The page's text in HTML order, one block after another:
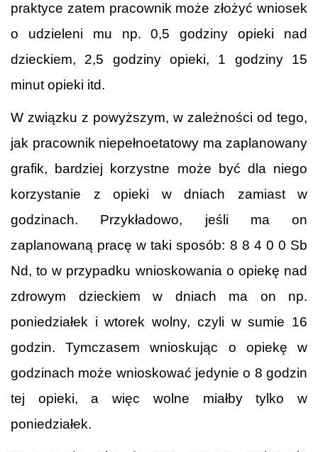
praktyce zatem pracownik może złożyć wniosek
o udzieleni mu np. 0,5 godziny opieki nad
dzieckiem, 2,5 godziny opieki, 1 godziny 15
minut opieki itd.
W związku z powyższym, w zależności od tego,
jak pracownik niepełnoetatowy ma zaplanowany
grafik, bardziej korzystne może być dla niego
korzystanie z opieki w dniach zamiast w
godzinach. Przykładowo, jeśli ma on
zaplanowaną pracę w taki sposób: 8 8 4 0 0 Sb
Nd, to w przypadku wnioskowania o opiekę nad
zdrowym dzieckiem w dniach ma on np.
poniedziałek i wtorek wolny, czyli w sumie 16
godzin. Tymczasem wnioskując o opiekę w
godzinach może wnioskować jedynie o 8 godzin
tej opieki, a więc wolne miałby tylko w
poniedziałek.